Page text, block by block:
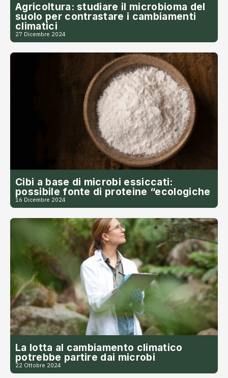
Agricoltura: studiare il microbioma del
suolo per contrastare i cambiamenti
climatici
27 Dicembre 2024
Cibi a base di microbi essiccati:
possibile fonte di proteine “ecologiche
16 Dicembre 2024
La lotta al cambiamento climatico
potrebbe partire dai microbi
22 Ottobre 2024